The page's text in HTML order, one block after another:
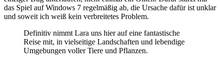
das Spiel auf Windows 7 regelmäßig ab, die Ursache dafür ist unklar
und soweit ich weiß kein verbreitetes Problem.
Definitiv nimmt Lara uns hier auf eine fantastische
Reise mit, in vielseitige Landschaften und lebendige
Umgebungen voller Tiere und Pflanzen.